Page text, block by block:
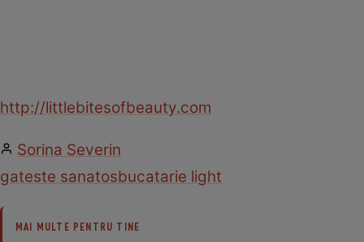
http://littlebitesofbeauty.com
Sorina Severin
gateste sanatosbucatarie light
MAI MULTE PENTRU TINE